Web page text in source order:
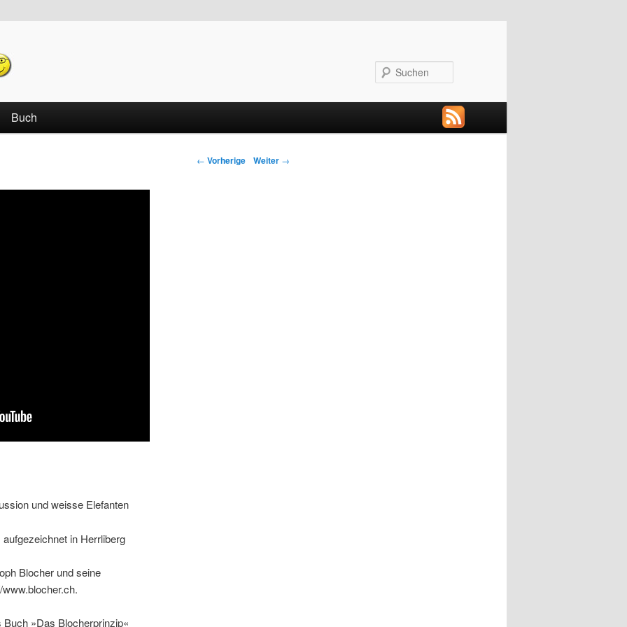
Buch
← Vorherige Weiter →
und weisse Elefanten
in Herrliberg
Blocher und seine
»Das Blocherprinzip«